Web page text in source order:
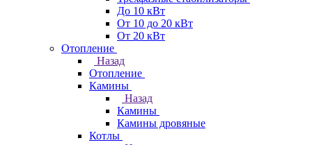
До 10 кВт
От 10 до 20 кВт
От 20 кВт
Отопление
Назад
Отопление
Камины
Назад
Камины
Камины дровяные
Котлы